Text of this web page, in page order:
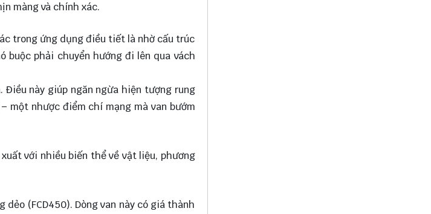
màng và chính xác.
trong ứng dụng điều tiết là nhờ cấu trúc
buộc phải chuyển hướng đi lên qua vách
này giúp ngăn ngừa hiện tượng rung
một nhược điểm chí mạng mà van bướm
với nhiều biến thể về vật liệu, phương
dẻo (FCD450). Dòng van này có giá thành